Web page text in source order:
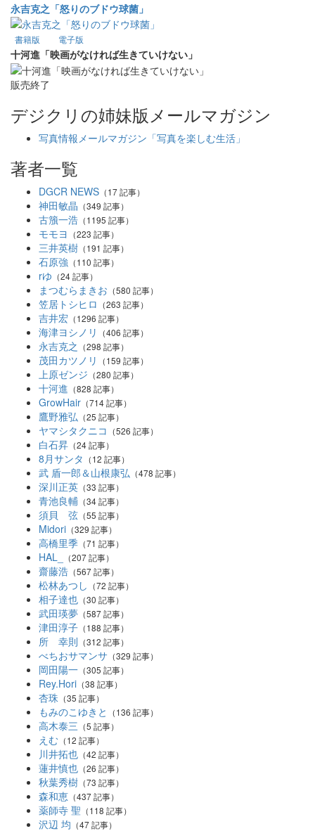
永吉克之「怒りのブドウ球菌」
書籍版 電子版
十河進「映画がなければ生きていけない」
販売終了
デジクリの姉妹版メールマガジン
写真情報メールマガジン「写真を楽しむ生活」
著者一覧
DGCR NEWS （17 記事）
神田敏晶 （349 記事）
古籏一浩 （1195 記事）
モモヨ （223 記事）
三井英樹 （191 記事）
石原強 （110 記事）
rゆ （24 記事）
まつむらまきお （580 記事）
笠居トシヒロ （263 記事）
吉井宏 （1296 記事）
海津ヨシノリ （406 記事）
永吉克之 （298 記事）
茂田カツノリ （159 記事）
上原ゼンジ （280 記事）
十河進 （828 記事）
GrowHair （714 記事）
鷹野雅弘 （25 記事）
ヤマシタクニコ （526 記事）
白石昇 （24 記事）
8月サンタ （12 記事）
武 盾一郎＆山根康弘 （478 記事）
深川正英 （33 記事）
青池良輔 （34 記事）
須貝 弦 （55 記事）
Midori （329 記事）
高橋里季 （71 記事）
HAL_ （207 記事）
齋藤浩 （567 記事）
松林あつし （72 記事）
相子達也 （30 記事）
武田瑛夢 （587 記事）
津田淳子 （188 記事）
所 幸則 （312 記事）
べちおサマンサ （329 記事）
岡田陽一 （305 記事）
Rey.Hori （38 記事）
杏珠 （35 記事）
もみのこゆきと （136 記事）
高木泰三 （5 記事）
えむ （12 記事）
川井拓也 （42 記事）
蓮井慎也 （26 記事）
秋葉秀樹 （73 記事）
森和恵 （437 記事）
薬師寺 聖 （118 記事）
沢辺 均 （47 記事）